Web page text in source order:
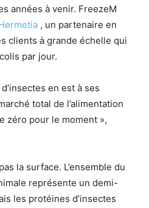
années à venir. FreezeM
, un partenaire en
clients à grande échelle qui
par jour.
en est à ses
total de l’alimentation
zéro pour le moment »,
la surface. L’ensemble du
représente un demi-
les protéines d’insectes